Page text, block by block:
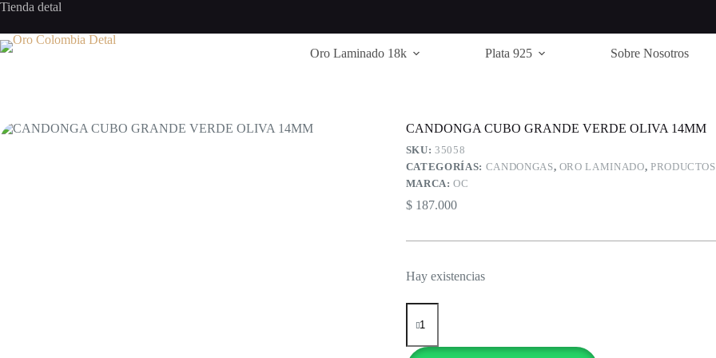
Saltar
contenido
Tienda detal
Oro Laminado 18k Plata 925 Sobre Nosotros
CANDONGA CUBO GRANDE VERDE OLIVA 14MM
SKU:35058
CATEGORÍAS: CANDONGAS, ORO LAMINADO, PRODUCTOS
MARCA:OC
$187.000
Hay existencias
CANDONGA
CUBO
VERDE